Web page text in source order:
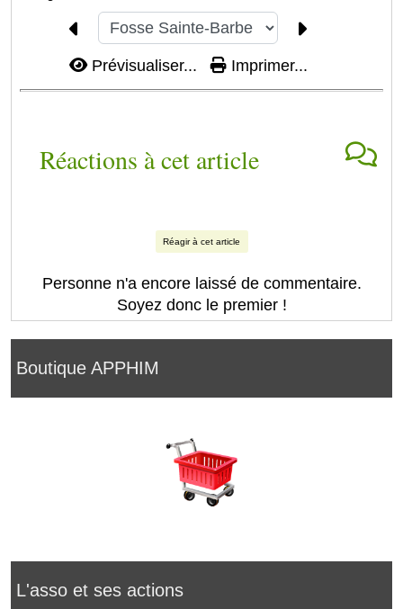
Boutique APPHIM
L'asso et ses actions
Prévisualiser... Imprimer...
Réactions à cet article
Réagir à cet article
Personne n'a encore laissé de commentaire.
Soyez donc le premier !